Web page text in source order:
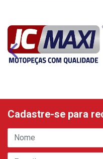
Cadastre-se para